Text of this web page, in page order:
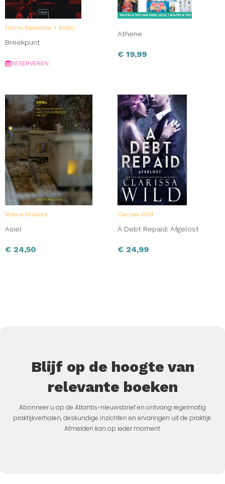
Fatima Kaisamba Y Bellay
Breekpunt
RESERVEREN
Athene
€ 19,99
Milena Mulders
Asiel
€ 24,50
Clarissa Wild
A Debt Repaid: Afgelost
€ 24,99
Blijf op de hoogte van
relevante boeken
Abonneer u op de Atlantis-nieuwsbrief en ontvang regelmatig
praktijkverhalen, deskundige inzichten en ervaringen uit de praktijk.
Afmelden kan op ieder moment.